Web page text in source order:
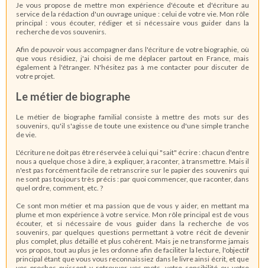
Je vous propose de mettre mon expérience d'écoute et d'écriture au
service de la rédaction d'un ouvrage unique : celui de votre vie. Mon rôle
principal : vous écouter, rédiger et si nécessaire vous guider dans la
recherche de vos souvenirs.
Afin de pouvoir vous accompagner dans l'écriture de votre biographie, où
que vous résidiez, j'ai choisi de me déplacer partout en France, mais
également à l'étranger. N'hésitez pas à me contacter pour discuter de
votre projet.
Le métier de biographe
Le métier de biographe familial consiste à mettre des mots sur des
souvenirs, qu'il s'agisse de toute une existence ou d'une simple tranche
de vie.
L'écriture ne doit pas être réservée à celui qui "sait" écrire : chacun d'entre
nous a quelque chose à dire, à expliquer, à raconter, à transmettre. Mais il
n'est pas forcément facile de retranscrire sur le papier des souvenirs qui
ne sont pas toujours très précis : par quoi commencer, que raconter, dans
quel ordre, comment, etc. ?
Ce sont mon métier et ma passion que de vous y aider, en mettant ma
plume et mon expérience à votre service. Mon rôle principal est de vous
écouter, et si nécessaire de vous guider dans la recherche de vos
souvenirs, par quelques questions permettant à votre récit de devenir
plus complet, plus détaillé et plus cohérent. Mais je ne transforme jamais
vos propos, tout au plus je les ordonne afin de faciliter la lecture, l'objectif
principal étant que vous vous reconnaissiez dans le livre ainsi écrit, et que